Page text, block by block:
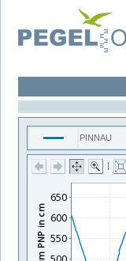
PINNAU
|